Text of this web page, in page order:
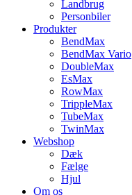
Landbrug
Personbiler
Produkter
BendMax
BendMax Vario
DoubleMax
EsMax
RowMax
TrippleMax
TubeMax
TwinMax
Webshop
Dæk
Fælge
Hjul
Om os